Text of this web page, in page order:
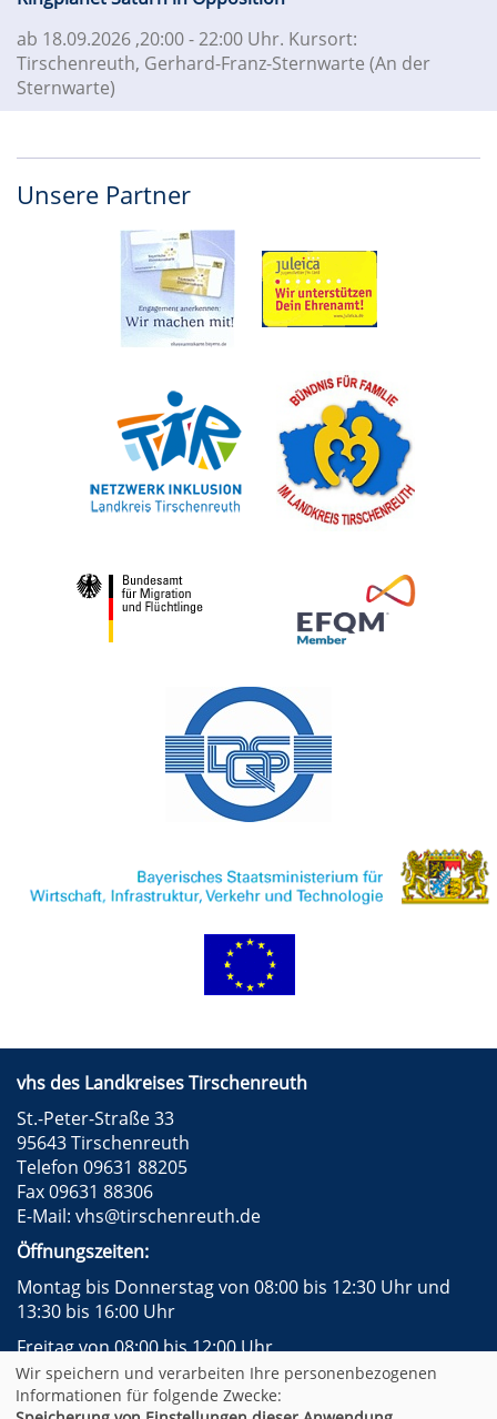
ab 18.09.2026 ,20:00 - 22:00 Uhr. Kursort:
Tirschenreuth, Gerhard-Franz-Sternwarte (An der
Sternwarte)
Unsere Partner
vhs des Landkreises Tirschenreuth
St.-Peter-Straße 33
95643 Tirschenreuth
Telefon 09631 88205
Fax 09631 88306
E-Mail: vhs@tirschenreuth.de
Öffnungszeiten:
Montag bis Donnerstag von 08:00 bis 12:30 Uhr und
13:30 bis 16:00 Uhr
Freitag von 08:00 bis 12:00 Uhr
Facebook
Instagram
Impressum
AGB
Datenschutzerklärung
Widerrufsformular
Wir speichern und verarbeiten Ihre personenbezogenen
Informationen für folgende Zwecke: